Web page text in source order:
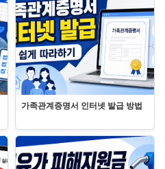
가족관계증명서 인터넷 발급 방법